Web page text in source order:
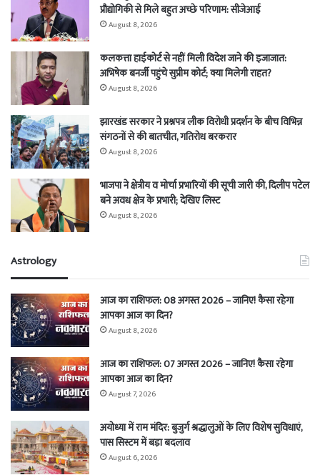
प्रौद्योगिकी से मिले बहुत अच्छे परिणाम: सीजेआई
August 8, 2026
कलकत्ता हाईकोर्ट से नहीं मिली विदेश जाने की इजाजात:
अभिषेक बनर्जी पहुंचे सुप्रीम कोर्ट; क्या मिलेगी राहत?
August 8, 2026
झारखंड सरकार ने प्रश्नपत्र लीक विरोधी प्रदर्शन के बीच विभिन्न
संगठनों से की बातचीत, गतिरोध बरकरार
August 8, 2026
भाजपा ने क्षेत्रीय व मोर्चा प्रभारियों की सूची जारी की, दिलीप पटेल
बने अवध क्षेत्र के प्रभारी; देखिए लिस्ट
August 8, 2026
Astrology
आज का राशिफल: 08 अगस्त 2026 – जानिए! कैसा रहेगा
आपका आज का दिन?
August 8, 2026
आज का राशिफल: 07 अगस्त 2026 – जानिए! कैसा रहेगा
आपका आज का दिन?
August 7, 2026
अयोध्या में राम मंदिर: बुजुर्ग श्रद्धालुओं के लिए विशेष सुविधाएं,
पास सिस्टम में बड़ा बदलाव
August 6, 2026